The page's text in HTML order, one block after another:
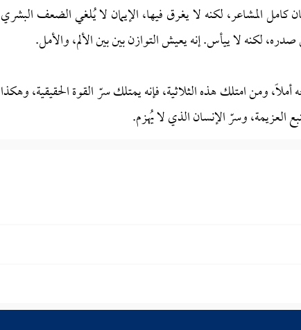
المشاعر، لكنه لا يغرق فيها، الإيمان لا يُلغي الضعف
لكنه لا ييأس. إنه يعيش التوازن بين بين الألم، والأمل.
ومن امتلك هذه الثلاثية، فإنه يمتلك سرّ القوة الحقيقية،
العزيمة، وسرّ الإنسان الذي لا يُهزم.